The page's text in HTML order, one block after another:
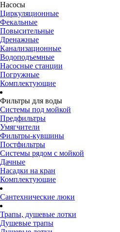
Насосы
Циркуляционные
Фекальные
Повысительные
Дренажные
Канализационные
Водоподъемные
Насосные станции
Погружные
Комплектующие
Фильтры для воды
Системы под мойкой
Предфильтры
Умягчители
Фильтры-кувшины
Постфильтры
Системы рядом с мойкой
Дачные
Насадки на кран
Комплектующие
Сантехнические люки
Трапы, душевые лотки
Душевые трапы